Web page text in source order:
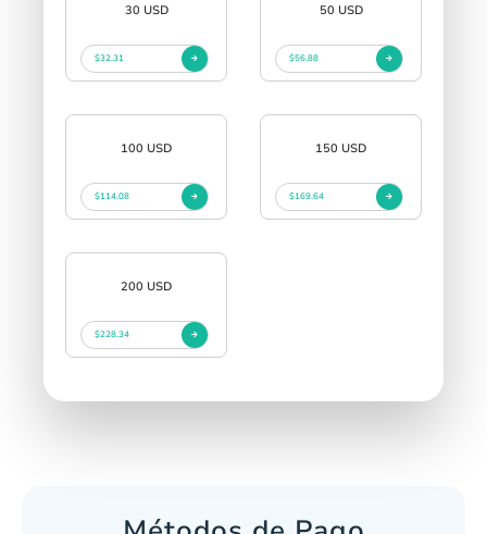
30 USD
$32.31
50 USD
$56.88
100 USD
$114.08
150 USD
$169.64
200 USD
$228.34